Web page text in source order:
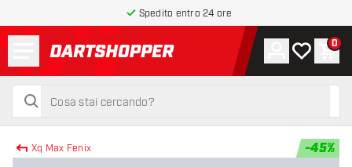
Spedito entro 24 ore
torna alla home page
cerca
cerca
Account
La mia0
Xq Max Fenix -45%